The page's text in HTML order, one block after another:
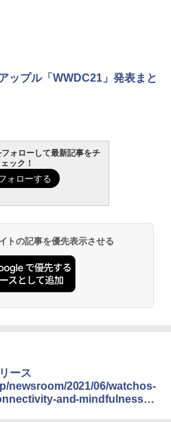
ップル「WWDC21」発表まと
ォローして最新記事をチ
ェック！
トの記事を優先表示させる
ース
newsroom/2021/06/watchos-
and-mindfulness-